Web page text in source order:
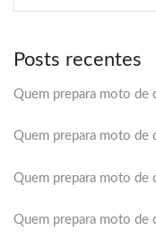
Posts recentes
Quem prepara moto de
Quem prepara moto de
Quem prepara moto de
Quem prepara moto de